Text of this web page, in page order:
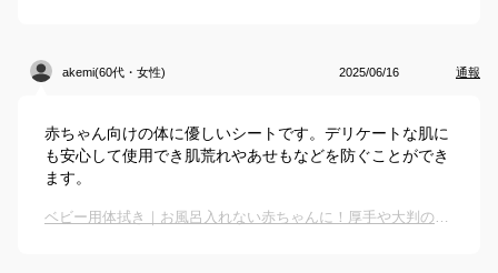
akemi(60代・女性) 2025/06/16 通報
赤ちゃん向けの体に優しいシートです。デリケートな肌に
も安心して使用でき肌荒れやあせもなどを防ぐことができ
ます。
ベビー用体拭き｜お風呂入れない赤ちゃんに！厚手や大判の体拭きシートのおすすめは？